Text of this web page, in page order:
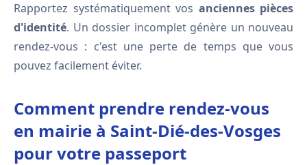
Rapportez systématiquement vos anciennes pièces
d'identité. Un dossier incomplet génère un nouveau
rendez-vous : c'est une perte de temps que vous
pouvez facilement éviter.
Comment prendre rendez-vous
en mairie à Saint-Dié-des-Vosges
pour votre passeport